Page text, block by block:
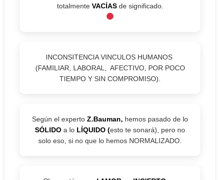
totalmente VACÍAS de significado.
INCONSITENCIA VINCULOS HUMANOS
(FAMILIAR, LABORAL, AFECTIVO, POR POCO
TIEMPO Y SIN COMPROMISO).
Según el experto Z.Bauman, hemos pasado de lo
SÓLIDO a lo LÍQUIDO (esto te sonará), pero no
solo eso, si no que lo hemos NORMALIZADO.